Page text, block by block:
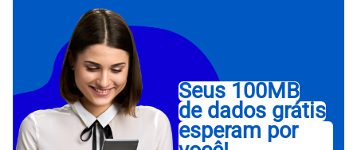
Seus 100MB
de dados grátis
esperam por